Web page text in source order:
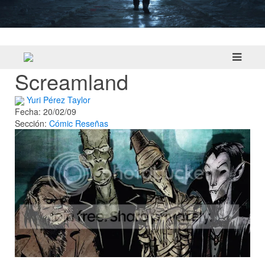
Screamland
Yuri Pérez Taylor
Fecha: 20/02/09
Sección: Cómic Reseñas